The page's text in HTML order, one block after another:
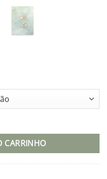
CARRINHO